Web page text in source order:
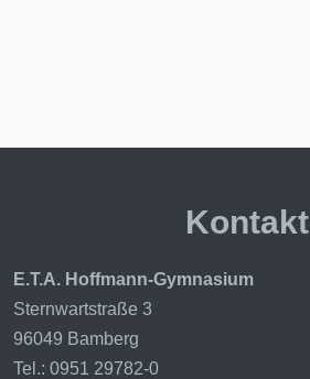
Kontakt
E.T.A. Hoffmann-Gymnasium
Sternwartstraße 3
96049 Bamberg
Tel.: 0951 29782-0